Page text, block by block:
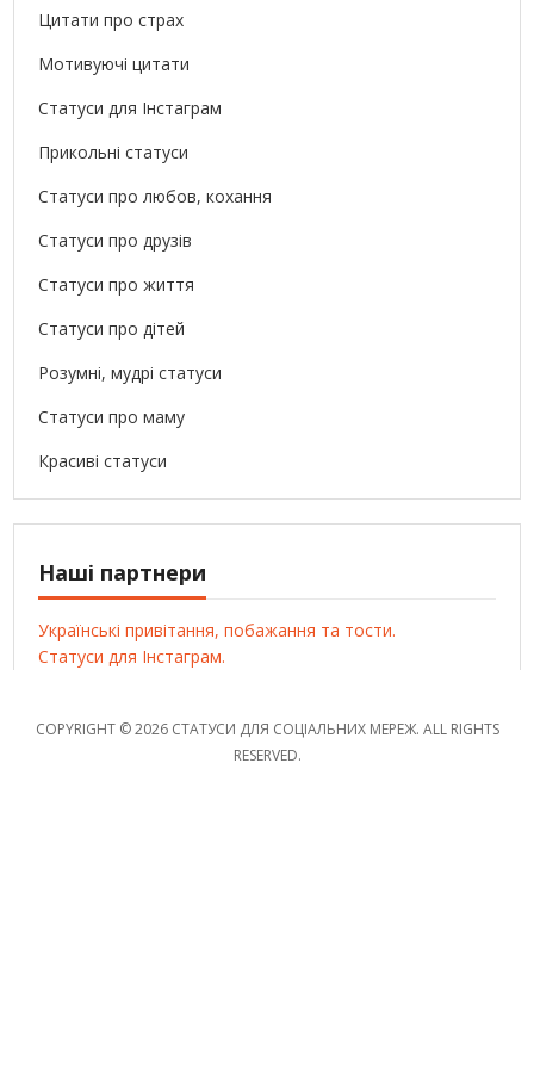
Цитати про страх
Мотивуючі цитати
Статуси для Інстаграм
Прикольні статуси
Статуси про любов, кохання
Статуси про друзів
Статуси про життя
Статуси про дітей
Розумні, мудрі статуси
Статуси про маму
Красиві статуси
Наші партнери
Українські привітання, побажання та тости.
Статуси для Інстаграм.
COPYRIGHT © 2026 СТАТУСИ ДЛЯ СОЦІАЛЬНИХ МЕРЕЖ. ALL RIGHTS
RESERVED.